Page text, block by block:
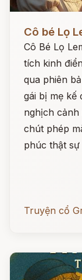
Cô bé Lọ
Cô Bé Lọ
tích kinh
qua phiên
gái bị mẹ kế
nghịch
chút phép
phúc thật
Truyện cổ